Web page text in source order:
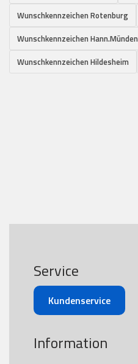
Wunschkennzeichen Rotenburg
Wunschkennzeichen Hann.Münden
Wunschkennzeichen Hildesheim
Service
Kundenservice
Information